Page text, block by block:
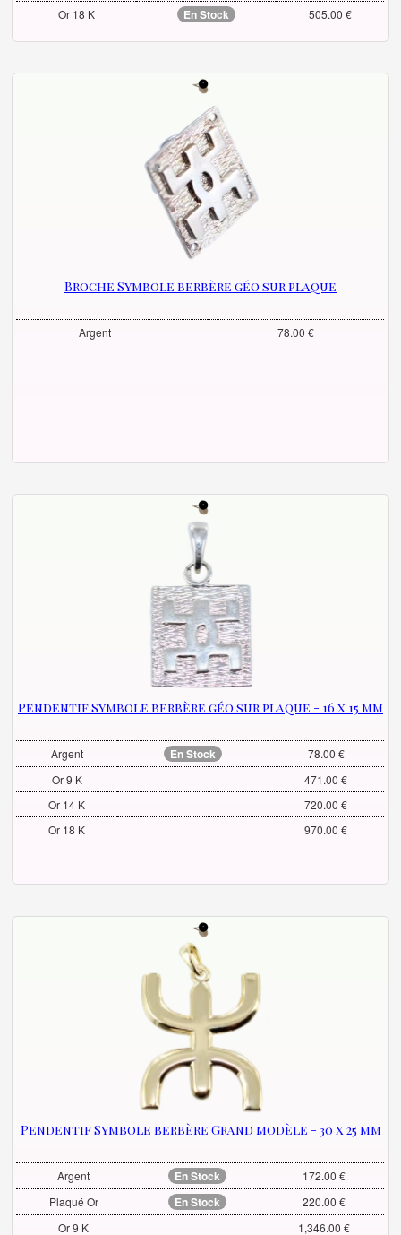
Or 18 K
En Stock 505.00 €
Broche Symbole berbère géo sur plaque
Argent 78.00 €
Pendentif Symbole berbère géo sur plaque - 16 x 15 mm
Argent En Stock
78.00 €
Or 9 K
471.00 €
Or 14 K
720.00 €
Or 18 K
970.00 €
Pendentif Symbole berbère Grand modèle - 30 x 25 mm
Argent En Stock
172.00 €
Plaqué Or
En Stock
220.00 €
Or 9 K
1,346.00 €